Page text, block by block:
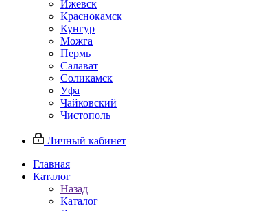
Ижевск
Краснокамск
Кунгур
Можга
Пермь
Салават
Соликамск
Уфа
Чайковский
Чистополь
Личный кабинет
Главная
Каталог
Назад
Каталог